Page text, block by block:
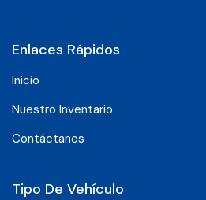
Enlaces Rápidos
Inicio
Nuestro Inventario
Contáctanos
Tipo De Vehículo